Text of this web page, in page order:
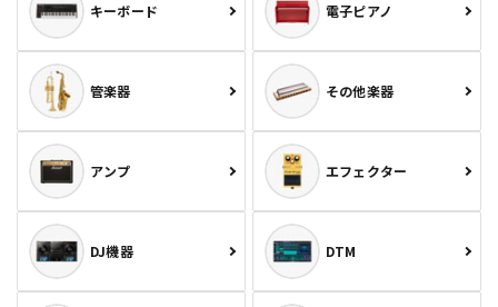
キーボード 電子ピアノ
管楽器 その他楽器
アンプ エフェクター
DJ機器 DTM